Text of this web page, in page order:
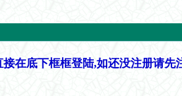
在底下框框登陆,如还没注册请先